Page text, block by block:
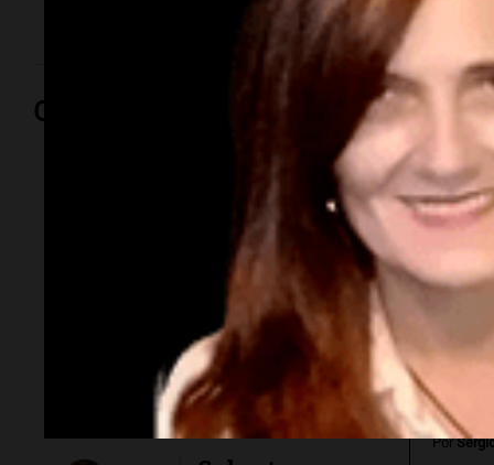
Opinión
Por